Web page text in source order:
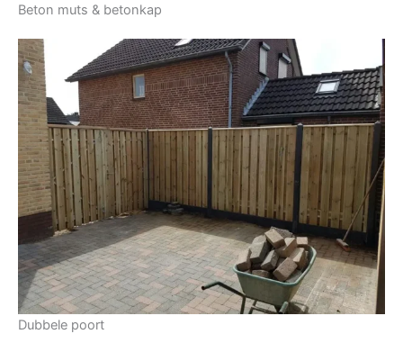
Beton muts & betonkap
Dubbele poort